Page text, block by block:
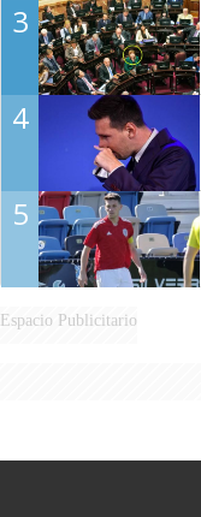
3
4
5
Espacio Publicitario